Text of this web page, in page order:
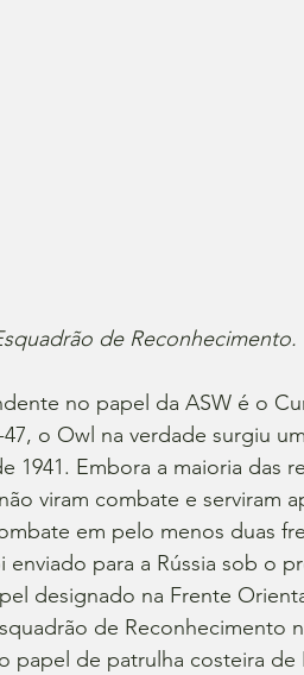
de Reconhecimento.
no papel da ASW é o
o Owl na verdade surgiu
1941. Embora a maioria das
viram combate e serviram
em pelo menos duas
para a Rússia sob o
designado na Frente
de Reconhecimento
papel de patrulha costeira